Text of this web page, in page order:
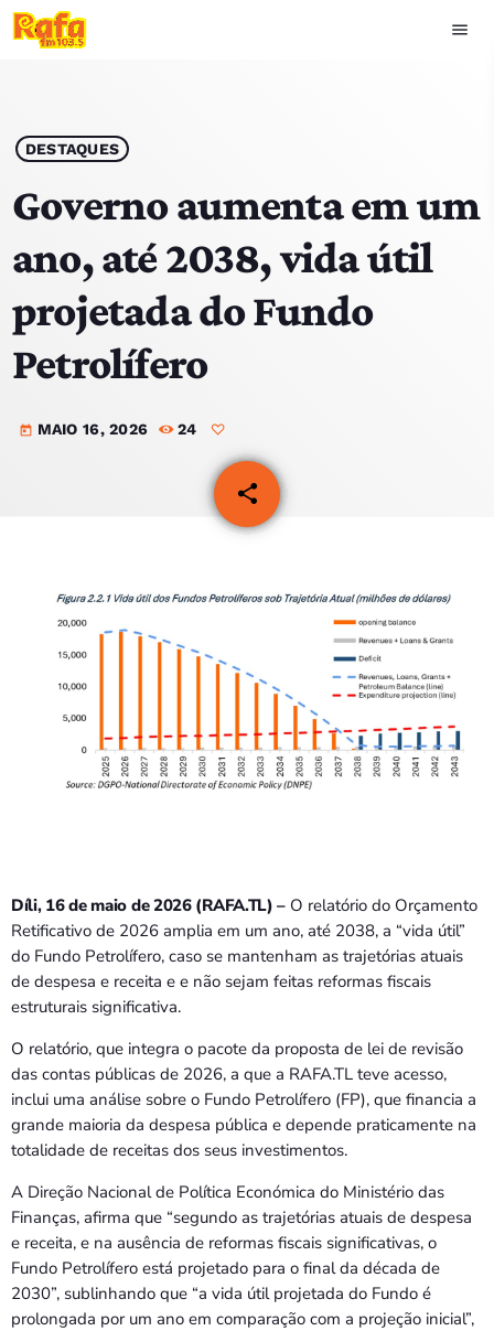
menu
play_arrow OUVIR RAFA
HOME
NOTÍCIAS
EQUIPA
TOP 15
VIDEOS
CONTACTOS
PORTUGUÊS keyboard_arrow_down
TÉTUM
7:00 AM - 10:00 AM
Bom dia RAFA
7:00 AM - 9:00 AM
Bom dia RAFA
7:00 AM - 10:00 AM
DESTAQUES
Governo aumenta em um
ano, até 2038, vida útil
projetada do Fundo
Petrolífero
today MAIO 16, 2026 24
share
email
Díli, 16 de maio de 2026 (RAFA.TL) – O relatório do Orçamento
Retificativo de 2026 amplia em um ano, até 2038, a “vida útil”
do Fundo Petrolífero, caso se mantenham as trajetórias atuais
de despesa e receita e e não sejam feitas reformas fiscais
estruturais significativa.
O relatório, que integra o pacote da proposta de lei de revisão
das contas públicas de 2026, a que a RAFA.TL teve acesso,
inclui uma análise sobre o Fundo Petrolífero (FP), que financia a
grande maioria da despesa pública e depende praticamente na
totalidade de receitas dos seus investimentos.
A Direção Nacional de Política Económica do Ministério das
Finanças, afirma que “segundo as trajetórias atuais de despesa
e receita, e na ausência de reformas fiscais significativas, o
Fundo Petrolífero está projetado para o final da década de
2030”, sublinhando que “a vida útil projetada do Fundo é
prolongada por um ano em comparação com a projeção inicial”,